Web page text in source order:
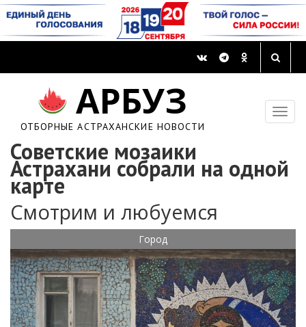
АРБУЗ
ОТБОРНЫЕ АСТРАХАНСКИЕ НОВОСТИ
Советские мозаики
Астрахани собрали на одной
карте
Смотрим и любуемся
Город